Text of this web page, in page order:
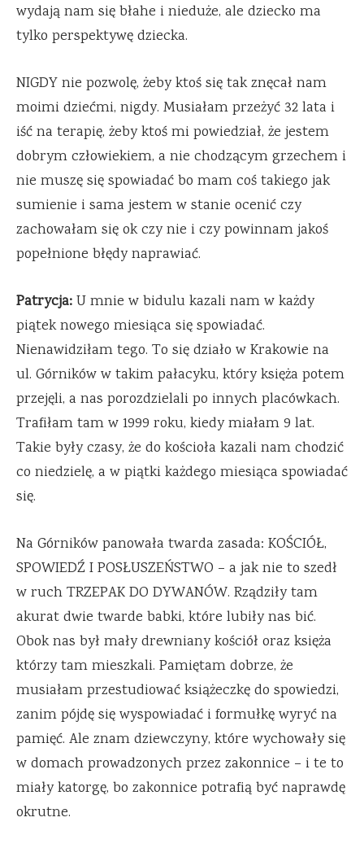
wydają nam się błahe i nieduże, ale dziecko ma
tylko perspektywę dziecka.
NIGDY nie pozwolę, żeby ktoś się tak znęcał nam
moimi dziećmi, nigdy. Musiałam przeżyć 32 lata i
iść na terapię, żeby ktoś mi powiedział, że jestem
dobrym człowiekiem, a nie chodzącym grzechem i
nie muszę się spowiadać bo mam coś takiego jak
sumienie i sama jestem w stanie ocenić czy
zachowałam się ok czy nie i czy powinnam jakoś
popełnione błędy naprawiać.
Patrycja:U mnie w bidulu kazali nam w każdy
piątek nowego miesiąca się spowiadać.
Nienawidziłam tego. To się działo w Krakowie na
ul. Górników w takim pałacyku, który księża potem
przejęli, a nas porozdzielali po innych placówkach.
Trafiłam tam w 1999 roku, kiedy miałam 9 lat.
Takie były czasy, że do kościoła kazali nam chodzić
co niedzielę, a w piątki każdego miesiąca spowiadać
się.
Na Górników panowała twarda zasada: KOŚCIÓŁ,
SPOWIEDŹ I POSŁUSZEŃSTWO – a jak nie to szedł
w ruch TRZEPAK DO DYWANÓW. Rządziły tam
akurat dwie twarde babki, które lubiły nas bić.
Obok nas był mały drewniany kościół oraz księża
którzy tam mieszkali. Pamiętam dobrze, że
musiałam przestudiować książeczkę do spowiedzi,
zanim pójdę się wyspowiadać i formułkę wyryć na
pamięć. Ale znam dziewczyny, które wychowały się
w domach prowadzonych przez zakonnice – i te to
miały katorgę, bo zakonnice potrafią być naprawdę
okrutne.